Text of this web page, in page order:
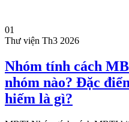
01
Thư viện Th3 2026
Nhóm tính cách
nhóm nào? Đặc
hiếm là gì?